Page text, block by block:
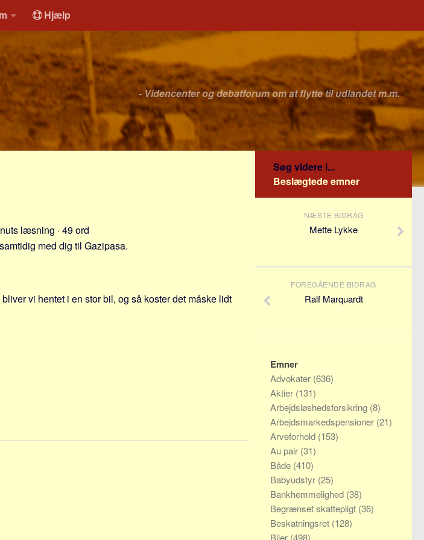
Hjælp
- Videncenter og debatforum om at flytte til udlandet m.m.
læsning · 49 ord
med dig til Gazipasa.
vi hentet i en stor bil, og så koster det måske lidt
Søg videre i...
Beslægtede emner
NÆSTE BIDRAG
Mette Lykke
FOREGÅENDE BIDRAG
Ralf Marquardt
Emner
Advokater (636)
Aktier (131)
Arbejdsløshedsforsikring (8)
Arbejdsmarkedspensioner (21)
Arveforhold (153)
Au pair (31)
Både (410)
Babyudstyr (25)
Bankhemmelighed (38)
Begrænset skattepligt (36)
Beskatningsret (128)
Biler (498)